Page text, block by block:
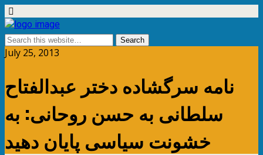
July 25, 2013
نامه سرگشاده دختر عبدالفتاح
سلطانی به حسن روحانی: به
خشونت سياسی پايان دهيد